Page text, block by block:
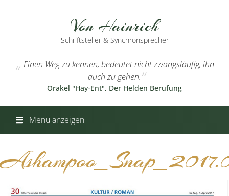
Von Hainrich
Schriftsteller & Synchronsprecher
Einen Weg zu kennen, bedeutet nicht zwangsläufig, ihn
auch zu gehen.
Orakel "Hay-Ent", Der Helden Berufung
Menu anzeigen